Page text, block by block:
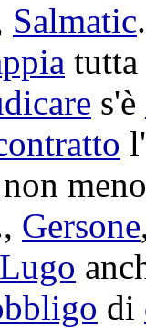
Salmatic
s'è
l'
Gersone
Lugo
di